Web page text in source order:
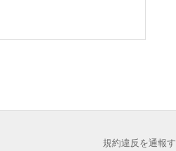
規約違反を通報